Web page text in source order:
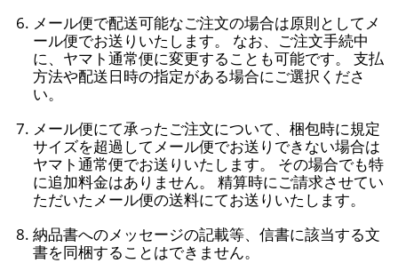
メール便で配送可能なご注文の場合は原則としてメ
ール便でお送りいたします。 なお、ご注文手続中
に、ヤマト通常便に変更することも可能です。 支払
方法や配送日時の指定がある場合にご選択くださ
い。
メール便にて承ったご注文について、梱包時に規定
サイズを超過してメール便でお送りできない場合は
ヤマト通常便でお送りいたします。 その場合でも特
に追加料金はありません。 精算時にご請求させてい
ただいたメール便の送料にてお送りいたします。
納品書へのメッセージの記載等、信書に該当する文
書を同梱することはできません。